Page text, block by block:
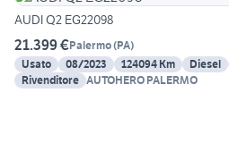
AUDI Q2 EG22098
21.399 €Palermo(PA)
Usato
08/2023 124094 Km Diesel
Rivenditore AUTOHERO PALERMO